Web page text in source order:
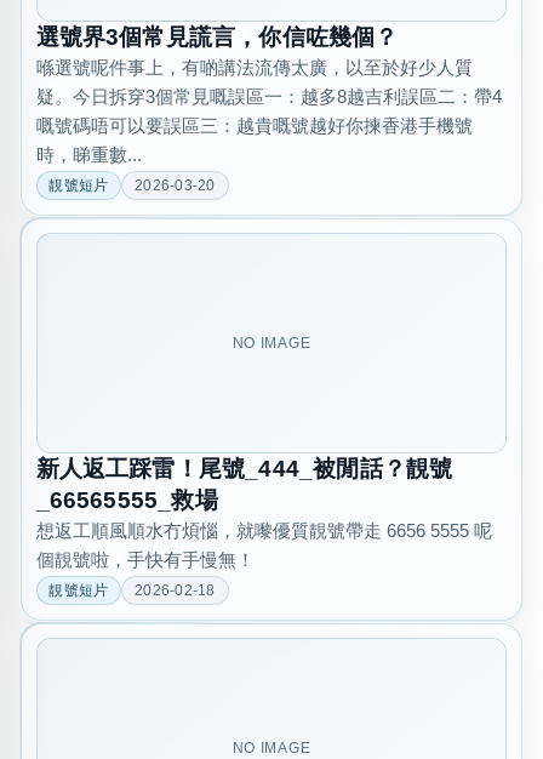
選號界3個常見謊言，你信咗幾個？
喺選號呢件事上，有啲講法流傳太廣，以至於好少人質
疑。今日拆穿3個常見嘅誤區一：越多8越吉利誤區二：帶4
嘅號碼唔可以要誤區三：越貴嘅號越好你揀香港手機號
時，睇重數...
靚號短片 2026-03-20
NO IMAGE
新人返工踩雷！尾號_444_被閒話？靚號
_66565555_救場
想返工順風順水冇煩惱，就嚟優質靚號帶走 6656 5555 呢
個靚號啦，手快有手慢無！
靚號短片 2026-02-18
NO IMAGE